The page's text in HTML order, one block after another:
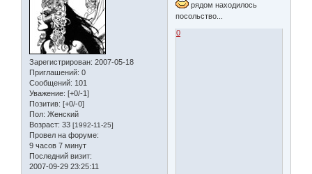
Зарегистрирован: 2007-05-18
Приглашений: 0
Сообщений: 101
Уважение: [+0/-1]
Позитив: [+0/-0]
Пол: Женский
Возраст: 33 [1992-11-25]
Провел на форуме:
9 часов 7 минут
Последний визит:
2007-09-29 23:25:11
рядом находилось
посольство...
0